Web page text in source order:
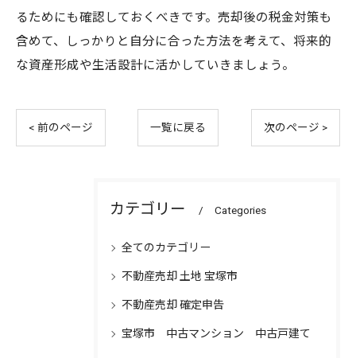
るためにも確認しておくべきです。売却後の税金対策も
含めて、しっかりと自分に合った方法を考えて、将来的
な資産形成や生活設計に活かしていきましょう。
< 前のページ 一覧に戻る 次のページ >
カテゴリー Categories
全てのカテゴリー
不動産売却 土地 宝塚市
不動産売却 確定申告
宝塚市 中古マンション 中古戸建て